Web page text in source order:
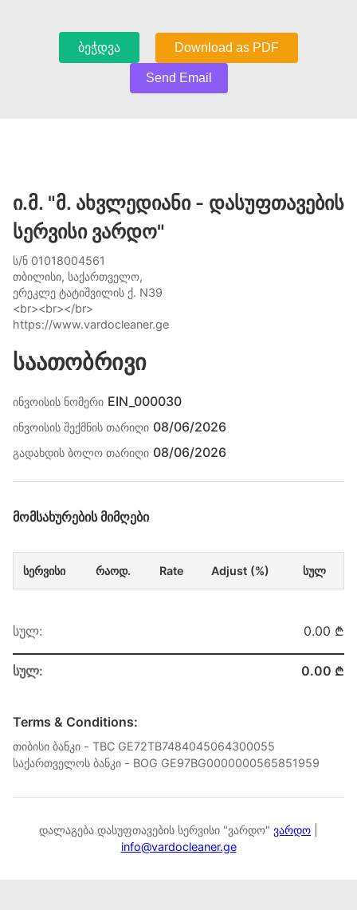
ბეჭდვა Download as PDF
Send Email
ი.მ. "მ. ახვლედიანი - დასუფთავების
სერვისი ვარდო"
ს/ნ 01018004561
თბილისი, საქართველო,
ერეკლე ტატიშვილის ქ. N39
<br><br></br>
https://www.vardocleaner.ge
საათობრივი
ინვოისის ნომერი EIN_000030
ინვოისის შექმნის თარიღი 08/06/2026
გადახდის ბოლო თარიღი 08/06/2026
ᲛᲝᲛᲡᲐᲮᲣᲠᲔᲑᲘᲡ ᲛᲘᲛᲦᲔᲑᲘ
სერვისი რაოდ. Rate Adjust (%) სულ
სულ: 0.00 ₾
სულ: 0.00 ₾
Terms & Conditions:
თიბისი ბანკი - TBC GE72TB7484045064300055
საქართველოს ბანკი - BOG GE97BG0000000565851959
დალაგება დასუფთავების სერვისი "ვარდო" ვარდო
info@vardocleaner.ge